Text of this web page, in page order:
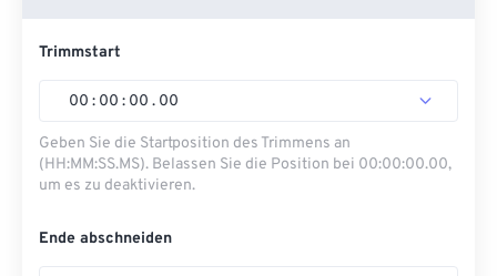
Trimmstart
00 : 00 : 00 . 00
Geben Sie die Startposition des Trimmens an
(HH:MM:SS.MS). Belassen Sie die Position bei 00:00:00.00,
um es zu deaktivieren.
Ende abschneiden